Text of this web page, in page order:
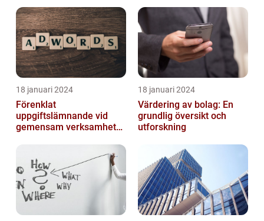
18 januari 2024
Förenklat
uppgiftslämnande vid
gemensam verksamhet
18 januari 2024
Värdering av bolag: En
grundlig översikt och
utforskning